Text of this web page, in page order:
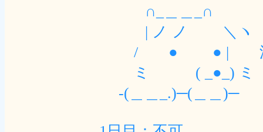
∩_＿＿_∩
| ノ ノ ＼ヽ
/ ● ● | 派生村
ミ ( _●_) ミ
-(＿＿_.)─(＿＿)─